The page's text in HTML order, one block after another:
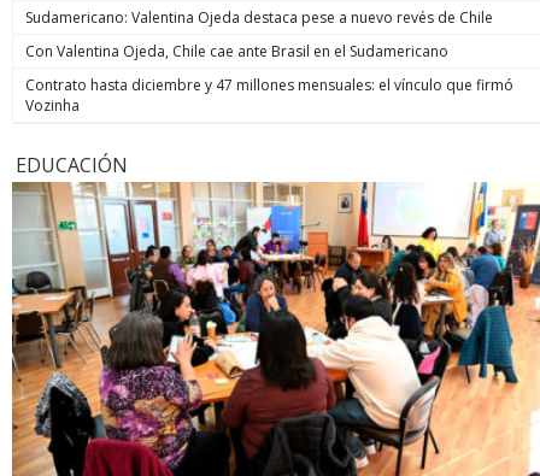
Sudamericano: Valentina Ojeda destaca pese a nuevo revés de Chile
Con Valentina Ojeda, Chile cae ante Brasil en el Sudamericano
Contrato hasta diciembre y 47 millones mensuales: el vínculo que firmó
Vozinha
EDUCACIÓN